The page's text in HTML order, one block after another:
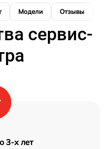
Модели Отзывы
сервис-
3-х лет